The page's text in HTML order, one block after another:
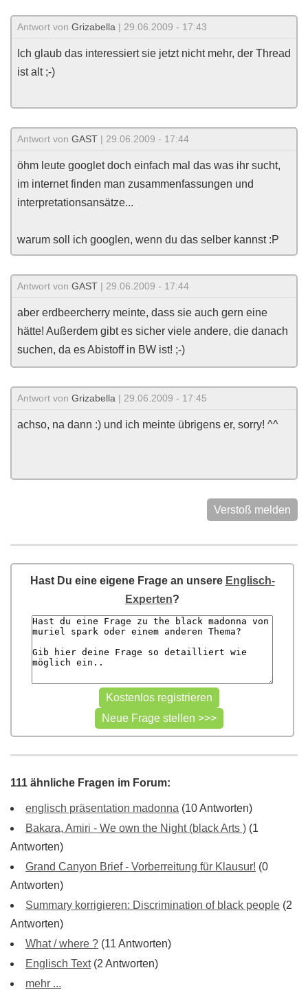
Antwort von Grizabella | 29.06.2009 - 17:43
Ich glaub das interessiert sie jetzt nicht mehr, der Thread
ist alt ;-)
Antwort von GAST | 29.06.2009 - 17:44
öhm leute googlet doch einfach mal das was ihr sucht,
im internet finden man zusammenfassungen und
interpretationsansätze...
warum soll ich googlen, wenn du das selber kannst :P
Antwort von GAST | 29.06.2009 - 17:44
aber erdbeercherry meinte, dass sie auch gern eine
hätte! Außerdem gibt es sicher viele andere, die danach
suchen, da es Abistoff in BW ist! ;-)
Antwort von Grizabella | 29.06.2009 - 17:45
achso, na dann :) und ich meinte übrigens er, sorry! ^^
Verstoß melden
Hast Du eine eigene Frage an unsere Englisch-
Experten?
111 ähnliche Fragen im Forum:
englisch präsentation madonna (10 Antworten)
Bakara, Amiri - We own the Night (black Arts ) (1
Antworten)
Grand Canyon Brief - Vorberreitung für Klausur! (0
Antworten)
Summary korrigieren: Discrimination of black people (2
Antworten)
What / where ? (11 Antworten)
Englisch Text(2 Antworten)
mehr ...